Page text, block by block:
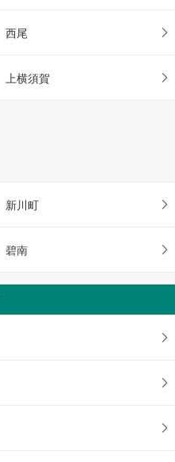
西尾
上横須賀
新川町
碧南